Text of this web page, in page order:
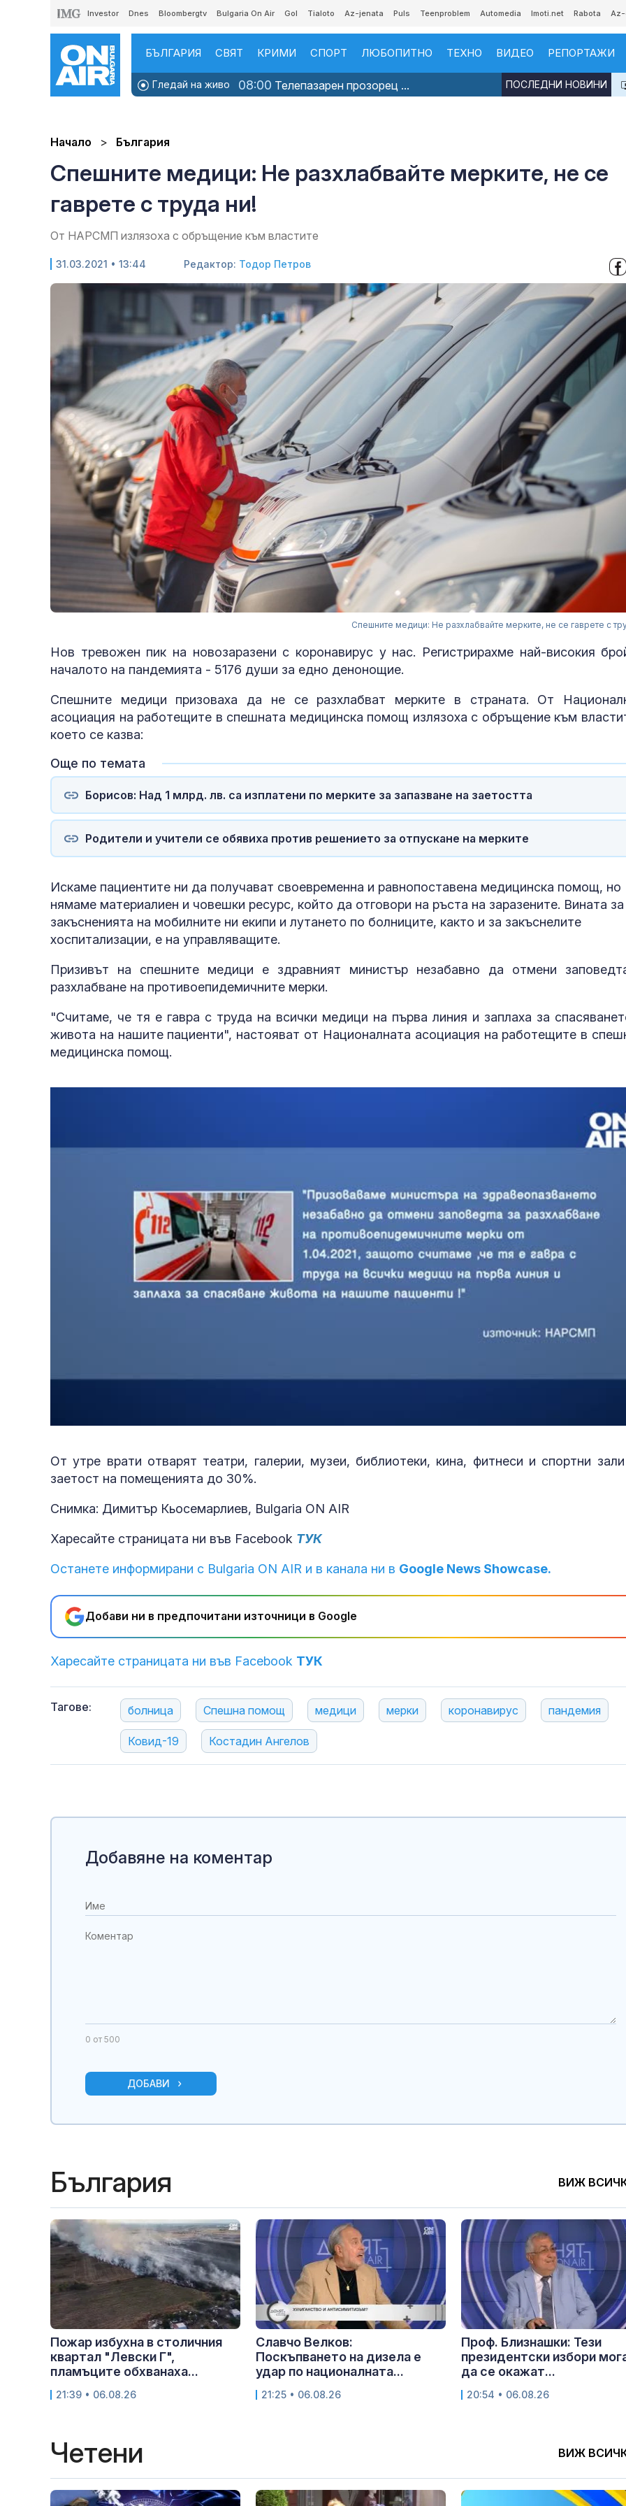
Investor Dnes Bloombergtv Bulgaria On Air Gol Tialoto Az-jenata Puls Teenproblem Automedia Imoti.net Rabota
БЪЛГАРИЯ СВЯТ КРИМИ СПОРТ ЛЮБОПИТНО ТЕХНО ВИДЕО РЕПОРТАЖИ
Гледай на живо 08:00 Телепазарен прозорец ... ПОСЛЕДНИ НОВИНИ
Начало България
Спешните медици: Не разхлабвайте мерките, не се
гаврете с труда ни!
От НАРСМП излязоха с обръщение към властите
31.03.2021 • 13:44 Редактор: Тодор Петров
Спешните медици: Не разхлабвайте мерките, не се гаврете с
Нов тревожен пик на новозаразени с коронавирус у нас. Регистрирахме най-високия
началото на пандемията - 5176 души за едно денонощие.
Спешните медици призоваха да не се разхлабват мерките в страната. От
асоциация на работещите в спешната медицинска помощ излязоха с обръщение към
което се казва:
Още по темата
Борисов: Над 1 млрд. лв. са изплатени по мерките за запазване на заетостта
Родители и учители се обявиха против решението за отпускане на мерките
Искаме пациентите ни да получават своевременна и равнопоставена медицинска помощ, но
нямаме материалиен и човешки ресурс, който да отговори на ръста на заразените. Вината за
закъсненията на мобилните ни екипи и лутането по болниците, както и за закъснелите
хоспитализации, е на управляващите.
Призивът на спешните медици е здравният министър незабавно да отмени
разхлабване на противоепидемичните мерки.
"Считаме, че тя е гавра с труда на всички медици на първа линия и заплаха за
живота на нашите пациенти", настояват от Националната асоциация на работещите в
медицинска помощ.
От утре врати отварят театри, галерии, музеи, библиотеки, кина, фитнеси и спортни
заетост на помещенията до 30%.
Снимка: Димитър Кьосемарлиев, Bulgaria ON AIR
Харесайте страницата ни във Facebook ТУК
Останете информирани с Bulgaria ON AIR и в канала ни в Google News Showcase.
Добави ни в предпочитани източници в Google
Харесайте страницата ни във Facebook ТУК
Тагове: болница Спешна помощ медици мерки коронавирус пандемия
Ковид-19 Костадин Ангелов
в
опасни мисии:
щурмовите
полети под радара
превърнаха в
Меган
бански в
Добавяне на коментар
0 от 500
ДОБАВИ
България ВИЖ
Пожар избухна в столичния
квартал "Левски Г",
пламъците обхванаха...
21:39 • 06.08.26
Славчо Велков:
Поскъпването на дизела е
удар по националната...
21:25 • 06.08.26
Проф. Близнашки: Тези
президентски избори
да се окажат...
20:54 • 06.08.26
Четени ВИЖ